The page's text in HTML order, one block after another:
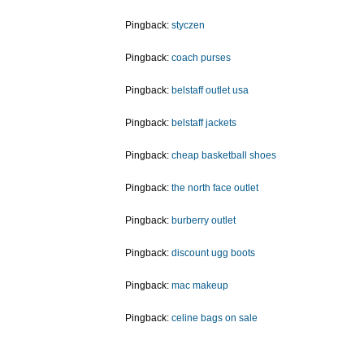
Pingback: styczen
Pingback: coach purses
Pingback: belstaff outlet usa
Pingback: belstaff jackets
Pingback: cheap basketball shoes
Pingback: the north face outlet
Pingback: burberry outlet
Pingback: discount ugg boots
Pingback: mac makeup
Pingback: celine bags on sale